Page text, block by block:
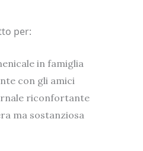
per:
in famiglia
con gli amici
riconfortante
ma sostanziosa